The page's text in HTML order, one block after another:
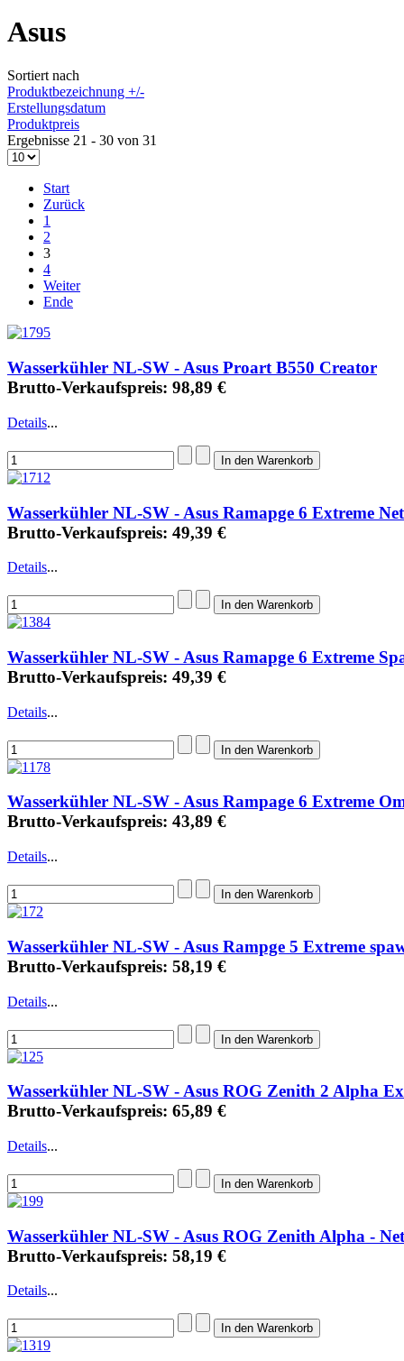
Asus
Sortiert nach
Produktbezeichnung +/-
Erstellungsdatum
Produktpreis
Ergebnisse 21 - 30 von 31
Start
Zurück
1
2
3
4
Weiter
Ende
Wasserkühler NL-SW - Asus Proart B550 Creator
Brutto-Verkaufspreis: 98,89 €
Details...
Wasserkühler NL-SW - Asus Ramapge 6 Extreme
Brutto-Verkaufspreis: 49,39 €
Details...
Wasserkühler NL-SW - Asus Ramapge 6 Extreme
Brutto-Verkaufspreis: 49,39 €
Details...
Wasserkühler NL-SW - Asus Rampage 6 Extreme
Brutto-Verkaufspreis: 43,89 €
Details...
Wasserkühler NL-SW - Asus Rampge 5 Extreme
Brutto-Verkaufspreis: 58,19 €
Details...
Wasserkühler NL-SW - Asus ROG Zenith 2 Alpha
Brutto-Verkaufspreis: 65,89 €
Details...
Wasserkühler NL-SW - Asus ROG Zenith Alpha -
Brutto-Verkaufspreis: 58,19 €
Details...